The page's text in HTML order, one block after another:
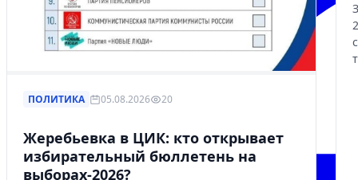
ПОЛИТИКА 05.08.2026 20
Жеребьевка в ЦИК: кто открывает
избирательный бюллетень на
выборах-2026?